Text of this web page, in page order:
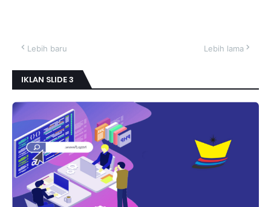
Lebih baru Lebih lama
IKLAN SLIDE 3